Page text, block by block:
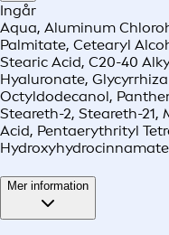
Ingår
Aqua, Aluminum
Palmitate, Cetearyl
Stearic Acid, C20-40
Hyaluronate,
Octyldodecanol,
Steareth-2, Steareth-21,
Acid, Pentaerythrityl
Hydroxyhydrocinnamate
Mer information